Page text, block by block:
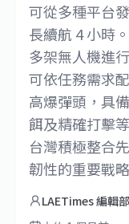
可從多種平台
長續航 4 小時
多架無人機進
可依任務需求
高爆彈頭，具
餌及精確打擊
台灣積極整合
韌性的重要戰
LAETimes 編輯部